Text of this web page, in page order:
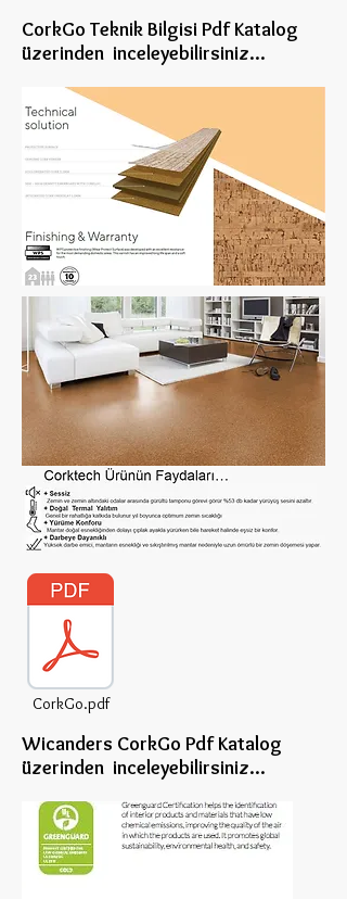
CorkGo Teknik Bilgisi Pdf Katalog
üzerinden inceleyebilirsiniz...
CorkGo.pdf
Wicanders CorkGo Pdf Katalog
üzerinden inceleyebilirsiniz...